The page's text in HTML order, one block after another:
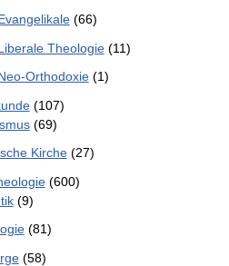
(66)
Theologie(11)
Orthodoxie(1)
(107)
(69)
Kirche(27)
(600)
(9)
(81)
(58)